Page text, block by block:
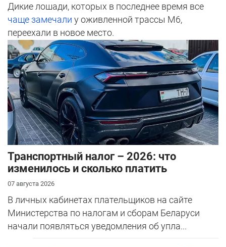
Дикие лошади, которых в последнее время все
чаще замечали у оживленной трассы М6,
переехали в новое место.
Транспортный налог – 2026: что
изменилось и сколько платить
07 августа 2026
В личных кабинетах плательщиков на сайте
Министерства по налогам и сборам Беларуси
начали появляться уведомления об упла...